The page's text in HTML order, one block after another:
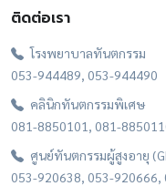
ติดต่อเรา
โรงพยาบาลทันตกรรม
053-944489, 053-944490
คลินิกทันตกรรมพิเศษ
081-8850101, 081-
ศูนย์ทันตกรรมผู้สูงอายุ
053-920638, 053-920666,